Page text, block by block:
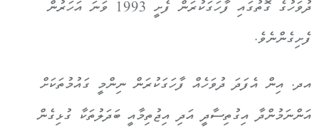
ދުވަހުގެ ގޮތުގައި ފާހަގަކުރަން ފެށީ 1993 ވަނަ އަހަރުން
ފެށިގެންނެވެ.
އދ. އިން އެފަދަ ދުވަހެއް ފާހަގަކުރަން ނިންމީ ގައުމުތަކަށް
އަންނަމުންދާ އިގުތިސާދީ އަދި އިޖުތިމާއީ ބަދަލުތަކާ ގުޅިގެން